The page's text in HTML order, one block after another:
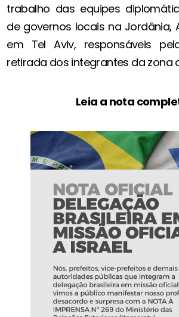
trabalho das equipes
de governos locais na Jordânia,
em Tel Aviv, responsáveis
retirada dos integrantes da zona
Leia a nota